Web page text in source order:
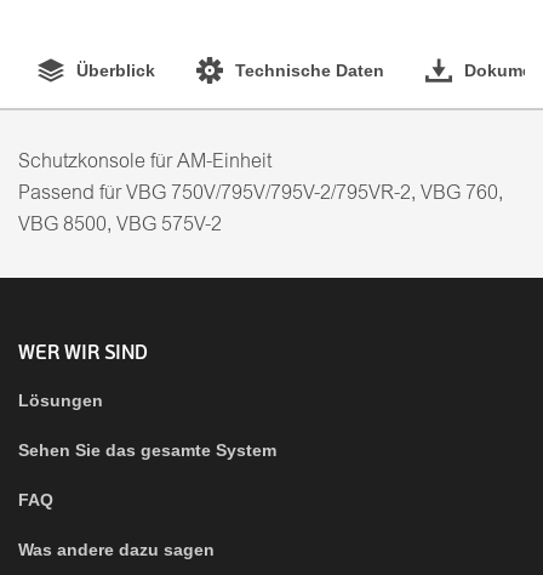
Überblick Technische Daten
Schutzkonsole für AM-Einheit
Passend für VBG 750V/795V/795V-2/795VR-2, VBG 760,
VBG 8500, VBG 575V-2
WER WIR SIND
Lösungen
Sehen Sie das gesamte System
FAQ
Was andere dazu sagen